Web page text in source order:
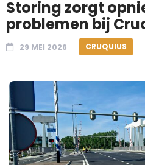
Storing zorgt
problemen bij
29 MEI 2026 CRUQUIUS